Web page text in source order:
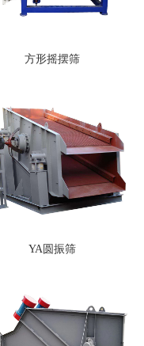
方形摇摆筛
YA圆振筛